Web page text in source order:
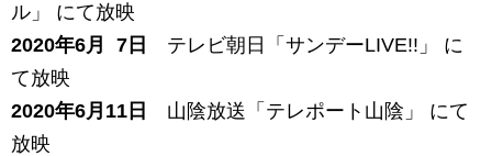
ル」 にて放映
2020年6月 7日
テレビ朝日「サンデーLIVE!!」 に
て放映
2020年6月11日
山陰放送「テレポート山陰」 にて
放映